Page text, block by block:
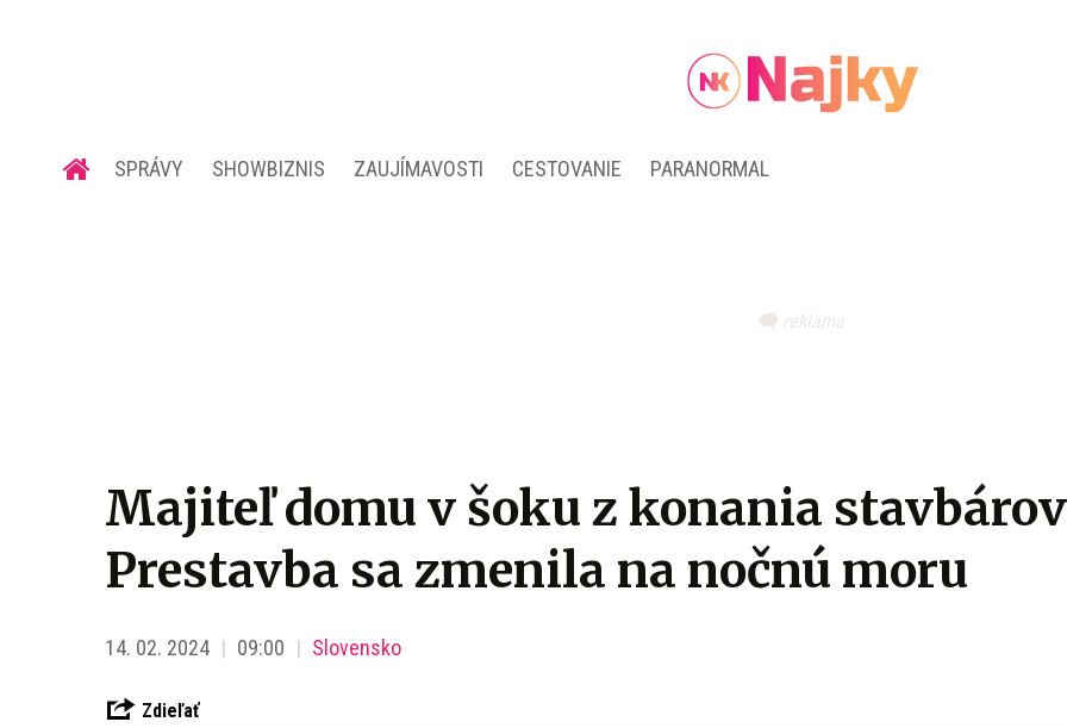
SPRÁVY SHOWBIZNIS ZAUJÍMAVOSTI CESTOVANIE PARANORMAL
Majiteľ domu v šoku z konania
Prestavba sa zmenila na nočnú moru
14. 02. 2024 09:00 Slovensko
Zdieľať